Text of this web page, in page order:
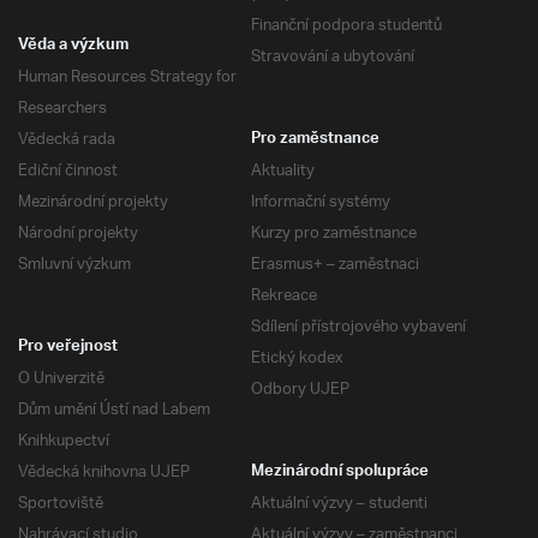
Finanční podpora studentů
Stravování a ubytování
Věda a výzkum
Human Resources Strategy for
Researchers
Vědecká rada
Ediční činnost
Mezinárodní projekty
Národní projekty
Smluvní výzkum
Pro zaměstnance
Aktuality
Informační systémy
Kurzy pro zaměstnance
Erasmus+ – zaměstnaci
Rekreace
Sdílení přístrojového vybavení
Etický kodex
Odbory UJEP
Pro veřejnost
O Univerzitě
Dům umění Ústí nad Labem
Knihkupectví
Vědecká knihovna UJEP
Sportoviště
Mezinárodní spolupráce
Aktuální výzvy – studenti